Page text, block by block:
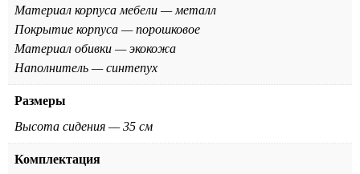
Материал корпуса мебели — металл
Покрытие корпуса — порошковое
Материал обивки — экокожа
Наполнитель — синтепух
Размеры
Высота сидения — 35 см
Комплектация